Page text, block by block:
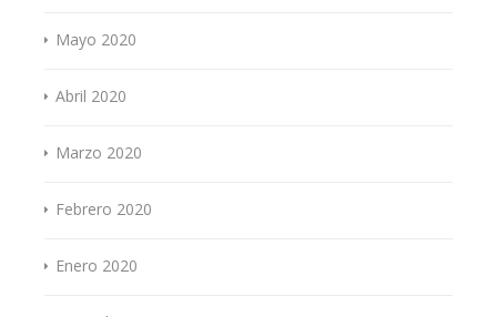
Mayo 2020
Abril 2020
Marzo 2020
Febrero 2020
Enero 2020